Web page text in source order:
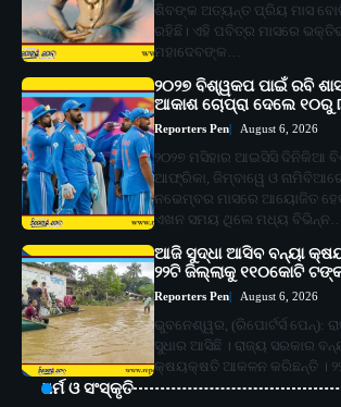
ଶିବଙ୍କ ଅତ୍ୟନ୍ତ ପ୍ରିୟ ମାସ ବୋଲି
ରହିଛି। ଏହି ପବିତ୍ର ମାସରେ
ମହାଦେବଙ୍କ…
୨୦୨୭ ବିଶ୍ୱକପ ପାଇଁ ରବି
ଆକାଶ ଚୋପ୍ରା ଦେଲେ ୧୦ରୁ ୮
Reporters Pen August 6, 2026
୨୦୨୭ ମସିହାର ଆଇସିସି ଦିନିକିଆ
ଆଫ୍ରିକା, ଜିମ୍ବାୱେ ଓ
ନଭେମ୍ବର ମାସରେ ଆୟୋଜିତ
ଏଖନ ସମୟ ଥିଲେ ମଧ୍ୟ ବିଭିନ୍ନ…
ଆଜି ସୁଦ୍ଧା ଆସିବ ବନ୍ୟା
୨୨ଟି ଜିଲ୍ଲାକୁ ୧୧୦କୋଟି
Reporters Pen August 6, 2026
ଭୁବନେଶ୍ୱର, (ରିପୋର୍ଟର୍ସ ପେନ୍‌):
ସୁଧାର ଆସିଛି । ରାଜ୍ୟ ସରକାର
କ୍ଷୟକ୍ଷତି ଆକଳନ କରିଛନ୍ତି ।
ଧର୍ମ ଓ ସଂସ୍କୃତି